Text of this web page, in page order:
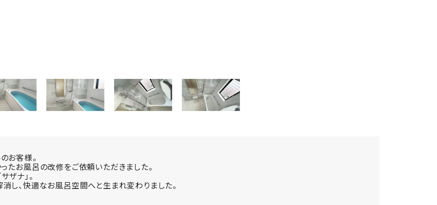
お客様。
たお風呂の改修をご依頼いただきました。
ザナ」。
し、快適なお風呂空間へと生まれ変わりました。